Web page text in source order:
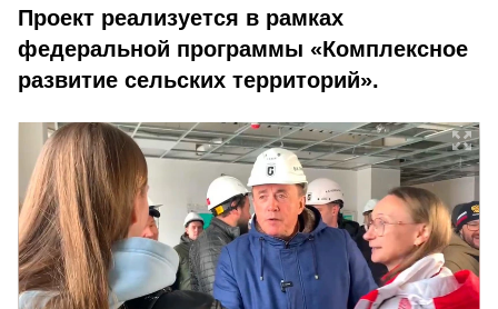
Проект реализуется в рамках
федеральной программы «Комплексное
развитие сельских территорий».